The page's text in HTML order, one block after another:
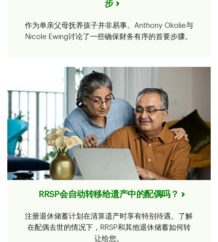
步
作为单亲父母抚养孩子并非易事。Anthony Okolie与
Nicole Ewing讨论了一些确保财务有序的首要步骤。
RRSP会自动转移给遗产中的配偶吗？
注册退休储蓄计划在清算遗产时享有特别待遇。了解
在配偶去世的情况下，RRSP和其他退休储蓄如何转
让给您。